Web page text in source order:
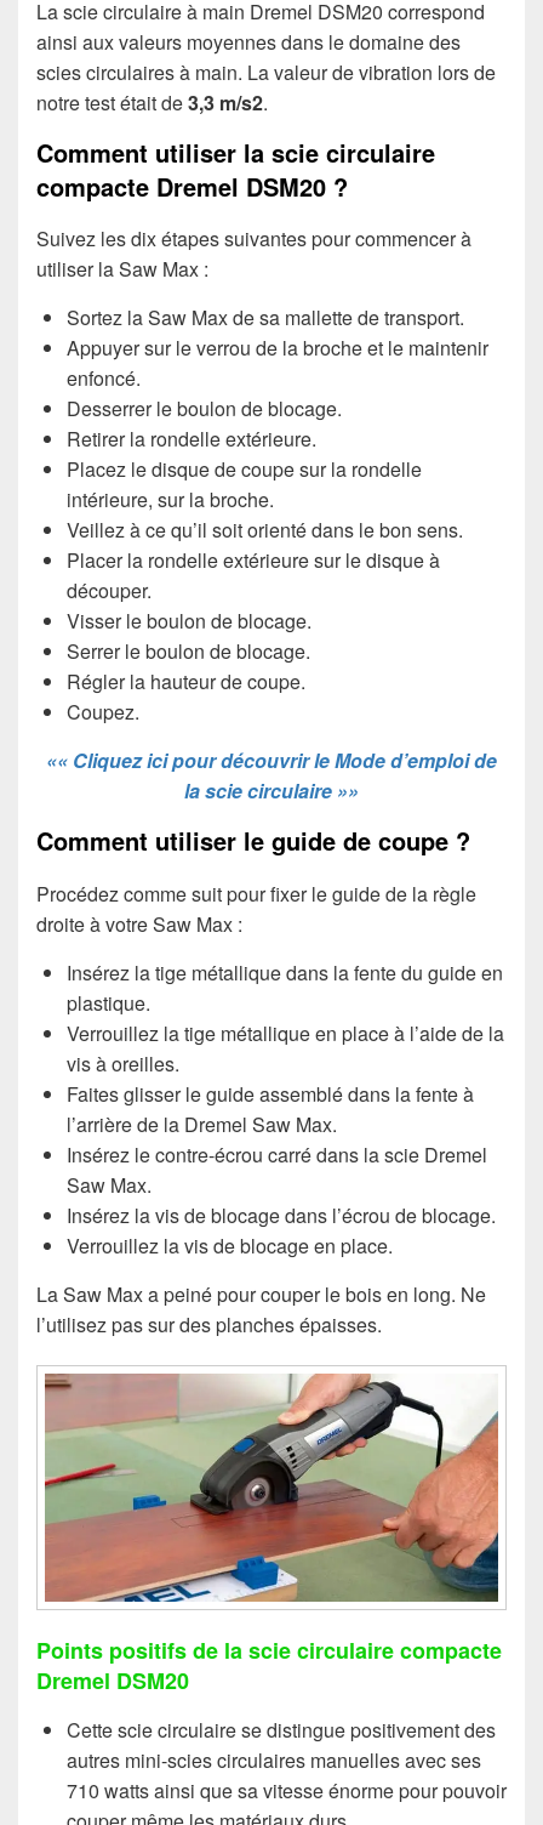
La scie circulaire à main Dremel DSM20 correspond
ainsi aux valeurs moyennes dans le domaine des
scies circulaires à main. La valeur de vibration lors de
notre test était de3,3 m/s2.
Comment utiliser la scie circulaire
compacte Dremel DSM20 ?
Suivez les dix étapes suivantes pour commencer à
utiliser la Saw Max :
Sortez la Saw Max de sa mallette de transport.
Appuyer sur le verrou de la broche et le maintenir
enfoncé.
Desserrer le boulon de blocage.
Retirer la rondelle extérieure.
Placez le disque de coupe sur la rondelle
intérieure, sur la broche.
Veillez à ce qu’il soit orienté dans le bon sens.
Placer la rondelle extérieure sur le disque à
découper.
Visser le boulon de blocage.
Serrer le boulon de blocage.
Régler la hauteur de coupe.
Coupez.
«« Cliquez ici pour découvrir le Mode d’emploi de
la scie circulaire »»
Comment utiliser le guide de coupe ?
Procédez comme suit pour fixer le guide de la règle
droite à votre Saw Max :
Insérez la tige métallique dans la fente du guide en
plastique.
Verrouillez la tige métallique en place à l’aide de la
vis à oreilles.
Faites glisser le guide assemblé dans la fente à
l’arrière de la Dremel Saw Max.
Insérez le contre-écrou carré dans la scie Dremel
Saw Max.
Insérez la vis de blocage dans l’écrou de blocage.
Verrouillez la vis de blocage en place.
La Saw Max a peiné pour couper le bois en long. Ne
l’utilisez pas sur des planches épaisses.
Points positifs de la scie circulaire compacte
Dremel DSM20
Cette scie circulaire se distingue positivement des
autres mini-scies circulaires manuelles avec ses
710 watts ainsi que sa vitesse énorme pour pouvoir